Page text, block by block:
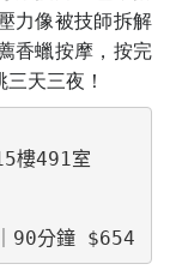
力像被技師拆解
香蠟按摩，按完
天三夜！
樓491室
90分鐘 $654